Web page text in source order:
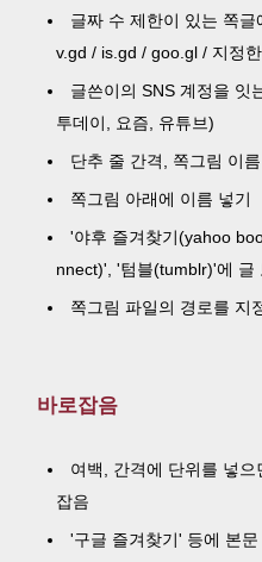
글짜 수 제한이 있는 쪽
v.gd / is.gd / goo.gl / 지정
글쓴이의 SNS 계정을 잇
투데이, 요즘, 유튜브)
단추 줄 간격, 쪽그림 이
쪽그림 아래에 이름 넣기
'야후 즐겨찾기(yahoo
nnect)', '텀블(tumblr)'에 글
쪽그림 파일의 경로를 지
바로잡음
여백, 간격에 단위를 넣
잡음
'구글 즐겨찾기' 등에 본